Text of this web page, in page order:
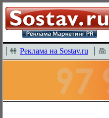
Реклама на Sostav.ru